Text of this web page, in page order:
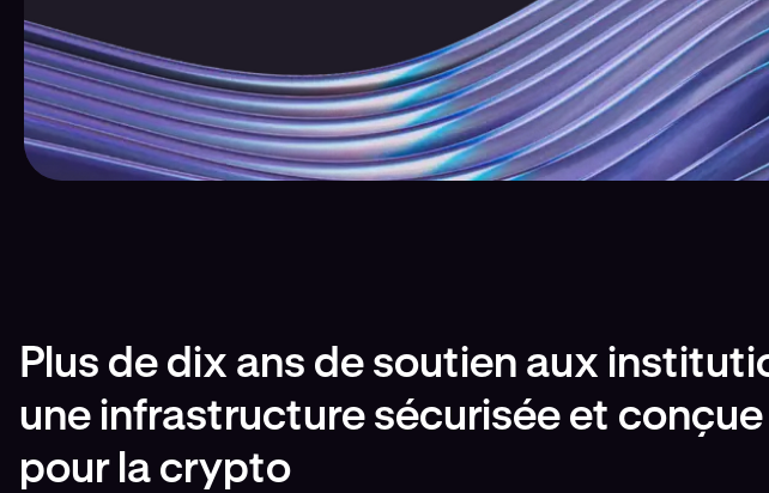
Plus de dix ans de soutien aux
une infrastructure sécurisée et
pour la crypto